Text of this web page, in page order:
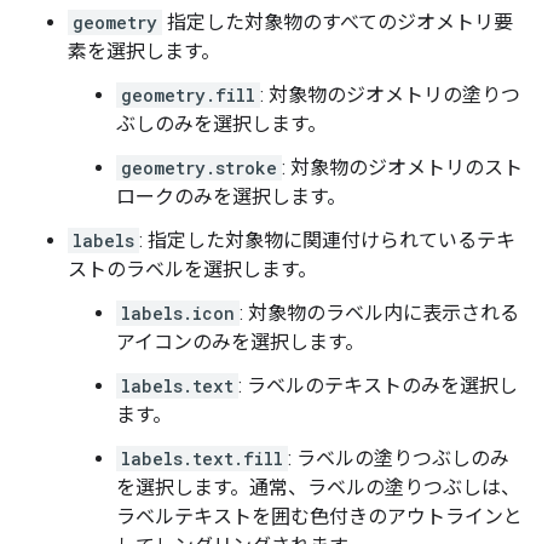
geometry 指定した対象物のすべてのジオメトリ要
素を選択します。
geometry.fill : 対象物のジオメトリの塗りつ
ぶしのみを選択します。
geometry.stroke : 対象物のジオメトリのスト
ロークのみを選択します。
labels : 指定した対象物に関連付けられているテキ
ストのラベルを選択します。
labels.icon : 対象物のラベル内に表示される
アイコンのみを選択します。
labels.text : ラベルのテキストのみを選択し
ます。
labels.text.fill : ラベルの塗りつぶしのみ
を選択します。通常、ラベルの塗りつぶしは、
ラベルテキストを囲む色付きのアウトラインと